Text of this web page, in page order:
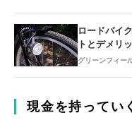
ロードバイ
トとデメリ
グリーンフィー
現金を持ってい